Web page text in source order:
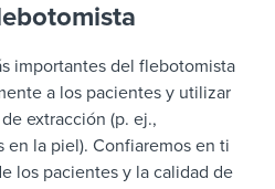
importantes del flebotomista
a los pacientes y utilizar
extracción (p. ej.,
la piel). Confiaremos en ti
los pacientes y la calidad de